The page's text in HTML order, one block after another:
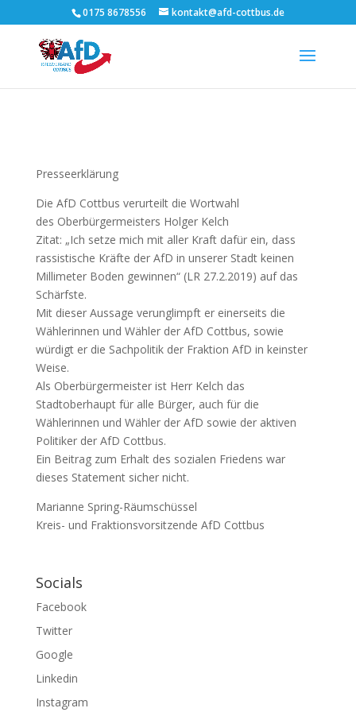
0175 8678556 kontakt@afd-cottbus.de
Presseerklärung
Die AfD Cottbus verurteilt die Wortwahl
des Oberbürgermeisters Holger Kelch
Zitat: „Ich setze mich mit aller Kraft dafür ein, dass
rassistische Kräfte der AfD in unserer Stadt keinen
Millimeter Boden gewinnen“ (LR 27.2.2019) auf das
Schärfste.
Mit dieser Aussage verunglimpft er einerseits die
Wählerinnen und Wähler der AfD Cottbus, sowie
würdigt er die Sachpolitik der Fraktion AfD in keinster
Weise.
Als Oberbürgermeister ist Herr Kelch das
Stadtoberhaupt für alle Bürger, auch für die
Wählerinnen und Wähler der AfD sowie der aktiven
Politiker der AfD Cottbus.
Ein Beitrag zum Erhalt des sozialen Friedens war
dieses Statement sicher nicht.
Marianne Spring-Räumschüssel
Kreis- und Fraktionsvorsitzende AfD Cottbus
Socials
Facebook
Twitter
Google
Linkedin
Instagram